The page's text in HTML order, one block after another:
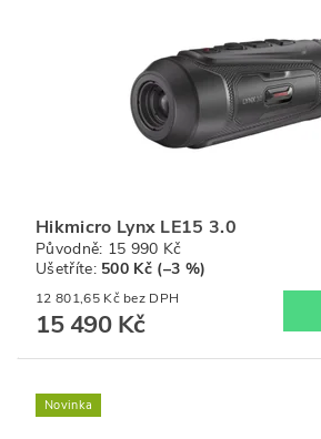
Hikmicro Lynx LE15 3.0
Původně: 15 990 Kč
Ušetříte: 500 Kč (–3 %)
12 801,65 Kč bez DPH
15 490 Kč
Novinka